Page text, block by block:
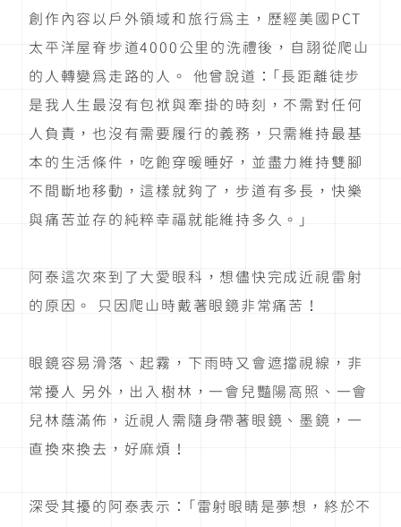
創作內容以戶外領域和旅行為主，歷經美國PCT
太平洋屋脊步道4000公里的洗禮後，自詡從爬山
的人轉變為走路的人。 他曾說道：「長距離徒步
是我人生最沒有包袱與牽掛的時刻，不需對任何
人負責，也沒有需要履行的義務，只需維持最基
本的生活條件，吃飽穿暖睡好，並盡力維持雙腳
不間斷地移動，這樣就夠了，步道有多長，快樂
與痛苦並存的純粹幸福就能維持多久。」
阿泰這次來到了大愛眼科，想儘快完成近視雷射
的原因。 只因爬山時戴著眼鏡非常痛苦！
眼鏡容易滑落、起霧，下雨時又會遮擋視線，非
常擾人 另外，出入樹林，一會兒豔陽高照、一會
兒林蔭滿佈，近視人需隨身帶著眼鏡、墨鏡，一
直換來換去，好麻煩！
深受其擾的阿泰表示：「雷射眼睛是夢想，終於不